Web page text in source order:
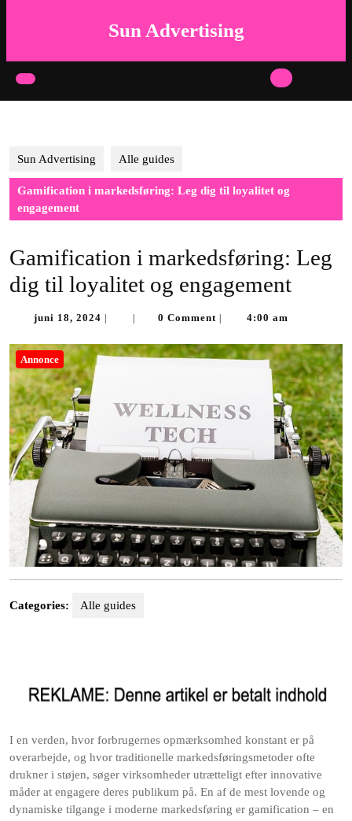
Sun Advertising
Open
Sun Advertising Alle guides
Gamification i markedsføring: Leg dig til loyalitet og
engagement
Gamification i markedsføring: Leg
dig til loyalitet og engagement
juni 18, 2024 juni
2024
0 Comment 4:00 am
Annonce
Categories: Alle guides
I en verden, hvor forbrugernes opmærksomhed konstant er på
overarbejde, og hvor traditionelle markedsføringsmetoder ofte
drukner i støjen, søger virksomheder utrætteligt efter innovative
måder at engagere deres publikum på. En af de mest lovende og
dynamiske tilgange i moderne markedsføring er gamification – en